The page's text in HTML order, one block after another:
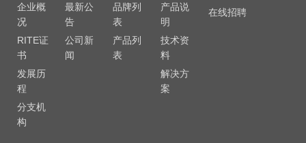
企业概
况
RITE证
书
发展历
程
分支机
构
最新公
告
公司新
闻
品牌列
表
产品列
表
产品说
明
技术资
料
解决方
案
在线招聘